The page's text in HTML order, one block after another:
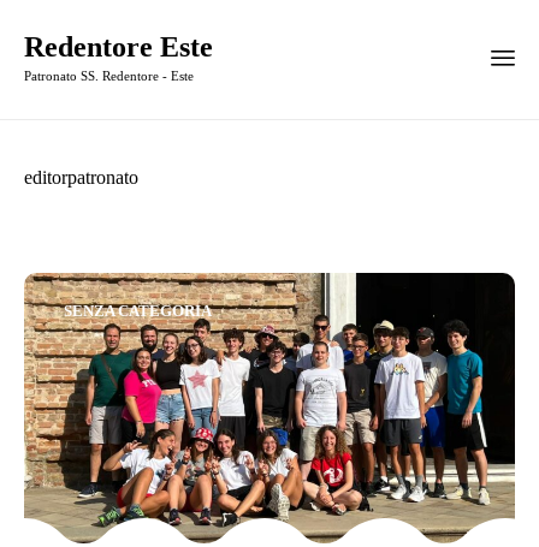
Redentore Este
Patronato SS. Redentore - Este
editorpatronato
Category
SENZA CATEGORIA